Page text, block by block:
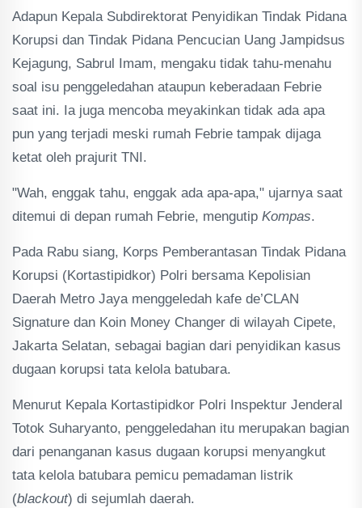
Adapun Kepala Subdirektorat Penyidikan Tindak Pidana
Korupsi dan Tindak Pidana Pencucian Uang Jampidsus
Kejagung, Sabrul Imam, mengaku tidak tahu-menahu
soal isu penggeledahan ataupun keberadaan Febrie
saat ini. Ia juga mencoba meyakinkan tidak ada apa
pun yang terjadi meski rumah Febrie tampak dijaga
ketat oleh prajurit TNI.
"Wah, enggak tahu, enggak ada apa-apa," ujarnya saat
ditemui di depan rumah Febrie, mengutip Kompas.
Pada Rabu siang, Korps Pemberantasan Tindak Pidana
Korupsi (Kortastipidkor) Polri bersama Kepolisian
Daerah Metro Jaya menggeledah kafe de’CLAN
Signature dan Koin Money Changer di wilayah Cipete,
Jakarta Selatan, sebagai bagian dari penyidikan kasus
dugaan korupsi tata kelola batubara.
Menurut Kepala Kortastipidkor Polri Inspektur Jenderal
Totok Suharyanto, penggeledahan itu merupakan bagian
dari penanganan kasus dugaan korupsi menyangkut
tata kelola batubara pemicu pemadaman listrik
(blackout) di sejumlah daerah.